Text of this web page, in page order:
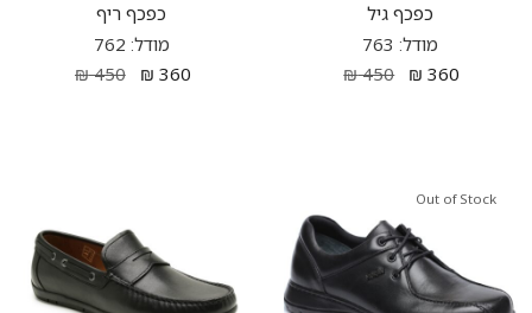
כפכף גיל
מודל: 763
₪ 360
₪450
כפכף ריף
מודל: 762
₪ 360
₪450
Out of Stock